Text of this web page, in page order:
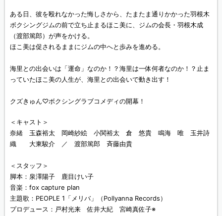
ある日、彼を殴れなかった悔しさから、たまたま通りかかった羽根木
ボクシングジムの前で立ち止まるほこ美に、ジムの会長・羽根木成
（渡部篤郎）が声をかける。
ほこ美は促されるままにジムの中へと歩みを進める。
海里との出会いは「運命」なのか！？海里は一体何者なのか！？止ま
っていたほこ美の人生が、海里との出会いで動き出す！
クズきゅん♡ボクシングラブコメディの開幕！
＜キャスト＞
奈緒 玉森裕太 岡崎紗絵 小関裕太 倉 悠貴 鳴海 唯 玉井詩
織 大東駿介 ／ 渡部篤郎 斉藤由貴
＜スタッフ＞
脚本：泉澤陽子 鹿目けい子
音楽：fox capture plan
主題歌：PEOPLE 1「メリバ」（Pollyanna Records）
プロデュース：戸村光来 佐井大紀 宮崎真佐子※